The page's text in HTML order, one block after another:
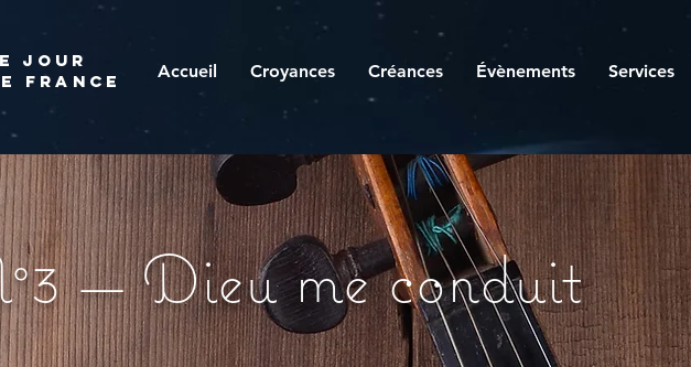
JOUR
france
Accueil Croyances Créances Évènements Services
— Dieu me conduit